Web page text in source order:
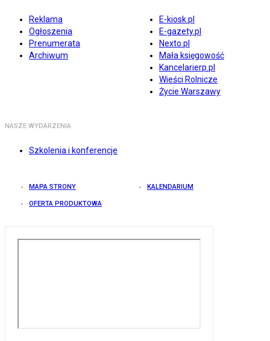
Reklama
Ogłoszenia
Prenumerata
Archiwum
E-kiosk.pl
E-gazety.pl
Nexto.pl
Mała księgowość
Kancelarierp.pl
Wieści Rolnicze
Życie Warszawy
NASZE WYDARZENIA
Szkolenia i konferencje
MAPA STRONY KALENDARIUM
OFERTA PRODUKTOWA